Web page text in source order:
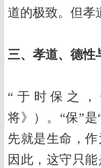
道的极致。但孝
三、孝道、德性
“于时保之
将》）。“保”
先就是生命，
因此，这守只